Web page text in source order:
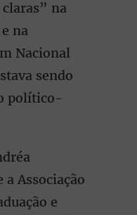
na
na
Nacional
sendo
político-
a Associação
e